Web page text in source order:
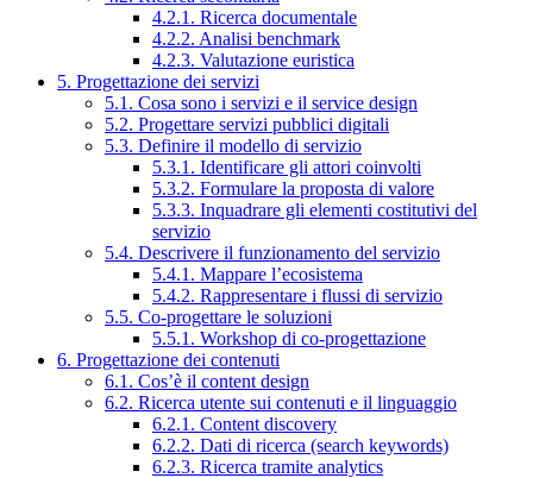
4.2.1. Ricerca documentale
4.2.2. Analisi benchmark
4.2.3. Valutazione euristica
5. Progettazione dei servizi
5.1. Cosa sono i servizi e il service design
5.2. Progettare servizi pubblici digitali
5.3. Definire il modello di servizio
5.3.1. Identificare gli attori coinvolti
5.3.2. Formulare la proposta di valore
5.3.3. Inquadrare gli elementi costitutivi del
servizio
5.4. Descrivere il funzionamento del servizio
5.4.1. Mappare l’ecosistema
5.4.2. Rappresentare i flussi di servizio
5.5. Co-progettare le soluzioni
5.5.1. Workshop di co-progettazione
6. Progettazione dei contenuti
6.1. Cos’è il content design
6.2. Ricerca utente sui contenuti e il linguaggio
6.2.1. Content discovery
6.2.2. Dati di ricerca (search keywords)
6.2.3. Ricerca tramite analytics